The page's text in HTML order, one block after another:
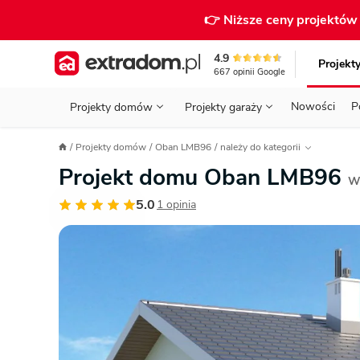
👉 Niższe ceny projektów
4.9
667 opinii Google
Projekty domów Projekty garaży Nowości
Projekty domów Projekty garaży
Parterowe Piętrowe do 70 m²
KONDYGNACJE
POWIERZCHNIA
GARAŻ
ZABUDOWA
STANOWISKA
TYP
PRZED BUDOWĄ - ETAP 1
Działka
WYBIERAM PROJEKT - ETAP 2
BUDUJĘ DOM - ETAP 3
FINANSE I KOSZTY
OZE
Projekty domów Oban LMB96 należy do kategorii
Projekt domu Oban LMB96
5.0 1 opinia